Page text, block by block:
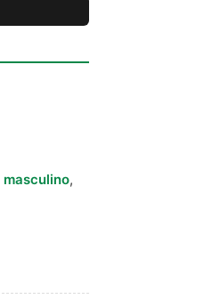
masculino,